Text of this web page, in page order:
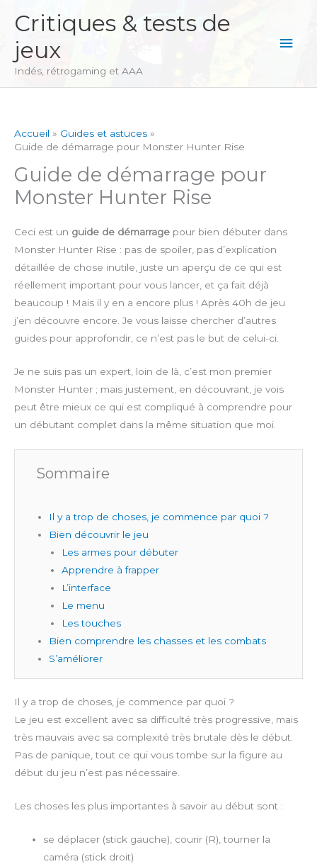
contenu
Critiques & tests de
jeux
Indés, rétrogaming et AAA
Accueil
Guides et astuces
Guide de démarrage pour Monster Hunter Rise
Guide de démarrage pour
Monster Hunter Rise
Ceci est un guide de démarrage pour bien débuter dans
Monster Hunter Rise : pas de spoiler, pas d’explication
détaillée de chose inutile, juste un aperçu de ce qui est
réellement important pour vous lancer, et ça fait déjà
beaucoup ! Mais il y en a encore plus ! Après 40h de jeu
j’en découvre encore. Je vous laisse chercher d’autres
guides pour approfondir, ce n’est pas le but de celui-ci.
Je ne suis pas un expert, loin de là, c’est mon premier
Monster Hunter ; mais justement, en découvrant, je vois
peut être mieux ce qui est compliqué à comprendre pour
un débutant complet dans la même situation que moi.
Sommaire
Il y a trop de choses, je commence par quoi ?
Bien découvrir le jeu
Les armes pour débuter
Apprendre à frapper
L’interface
Le menu
Les touches
Bien comprendre les chasses et les combats
S’améliorer
Il y a trop de choses, je commence par quoi ?
Le jeu est excellent avec sa difficulté très progressive, mais
très mauvais avec sa complexité très brutale dès le début.
Pas de panique, tout ce qui vous tombe sur la figure au
début du jeu n’est pas nécessaire.
Les choses les plus importantes à savoir au début sont :
se déplacer (stick gauche), courir (R), tourner la
caméra (stick droit)